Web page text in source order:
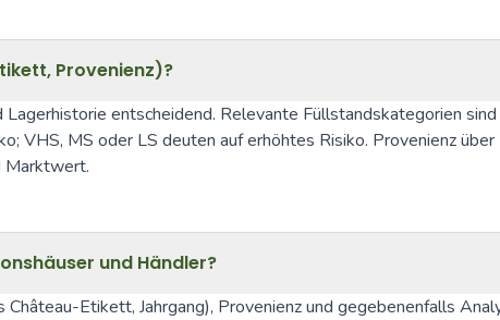
Provenienz)?
entscheidend. Relevante Füllstandskategorien
VHS, MS oder LS deuten auf erhöhtes Risiko. Provenienz
Marktwert.
und Händler?
Etikett, Jahrgang), Provenienz und gegebenenfalls